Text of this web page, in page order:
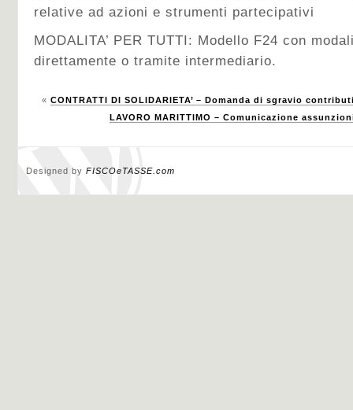
relative ad azioni e strumenti partecipativi
MODALITA’ PER TUTTI: Modello F24 con
direttamente o tramite intermediario.
« CONTRATTI DI SOLIDARIETA’ – Domanda di sgravio
LAVORO MARITTIMO – Comunicazione
Designed by FISCOeTASSE.com